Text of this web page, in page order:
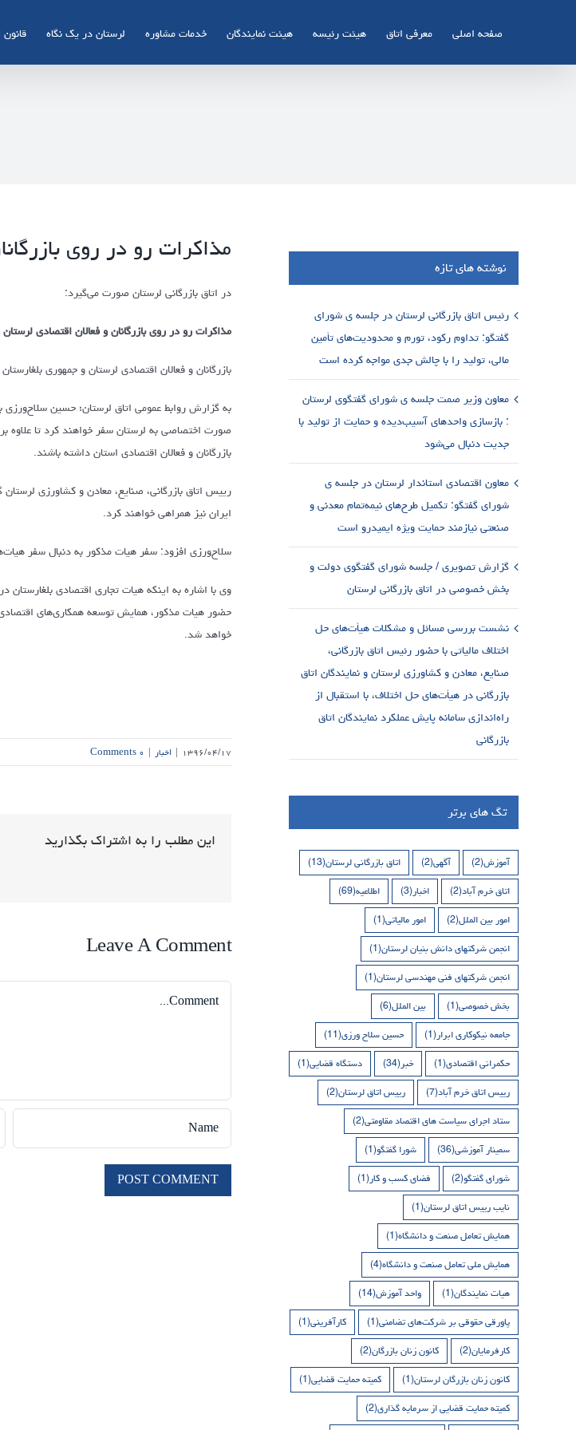
صفحه اصلی معرفی اتاق هیئت رئیسه هیئت نمایندگان خدمات مشاوره لرستان در یک نگاه
مذاکرات رو در روی
در اتاق بازرگانی لرستان صورت می‌گیرد:
مذاکرات رو در روی بازرگانان و فعالان اقتصادی لرستان
بازرگانان و فعالان اقتصادی لرستان و جمهوری
صورت اختصاصی به لرستان سفر خواهند کرد تا علاوه
بازرگانان و فعالان اقتصادی استان داشته باشند.
رییس اتاق بازرگانی، صنایع، معادن و کشاورزی
ایران نیز همراهی خواهند کرد.
سلاح‌ورزی افزود: سفر هیات مذکور به دنبال سفر
وی با اشاره به اینکه هیات تجاری اقتصادی
حضور هیات مذکور، همایش توسعه همکاری‌های اقتصادی
خواهد شد.
۱۳۹۶/۰۴/۱۷ | اخبار | ۰ Comments
این مطلب را به اشتراک بگذارید
Leave A Comment
نوشته های تازه
رئیس اتاق بازرگانی لرستان در جلسه ی شورای
گفتگو: تداوم رکود، تورم و محدودیت‌های تأمین
مالی، تولید را با چالش جدی مواجه کرده است
معاون وزیر صمت جلسه ی شورای گفتگوی لرستان
: بازسازی واحدهای آسیب‌دیده و حمایت از تولید با
جدیت دنبال می‌شود
معاون اقتصادی استاندار لرستان در جلسه ی
شورای گفتگو: تکمیل طرح‌های نیمه‌تمام معدنی و
صنعتی نیازمند حمایت ویژه ایمیدرو است
گزارش تصویری / جلسه شورای گفتگوی دولت و
بخش خصوصی در اتاق بازرگانی لرستان
نشست بررسی مسائل و مشکلات هیأت‌های حل
اختلاف مالیاتی با حضور رئیس اتاق بازرگانی،
صنایع، معادن و کشاورزی لرستان و نمایندگان اتاق
بازرگانی در هیأت‌های حل اختلاف، با استقبال از
راه‌اندازی سامانه پایش عملکرد نمایندگان اتاق
بازرگانی
تگ های برتر
آموزش(2) آگهی(2) اتاق بازرگانی لرستان(13)
اتاق خرم آباد(2) اخبار(3) اطلاعیه(69)
امور بین الملل(2) امور مالیاتی(1)
انجمن شرکتهای دانش بنیان لرستان(1)
انجمن شرکتهای فنی مهندسی لرستان(1)
بخش خصوصی(1) بین الملل(6)
جامعه نیکوکاری ابرار(1) حسین سلاح ورزی(11)
حکمرانی اقتصادی(1) خبر(34) دستگاه قضایی(1)
رییس اتاق خرم آباد(7) رییس اتاق لرستان(2)
ستاد اجرای سیاست های اقتصاد مقاومتی(2)
سمینار آموزشی(36) شورا گفتگو(1)
شورای گفتگو(2) فضای کسب و کار(1)
نایب رییس اتاق لرستان(1)
همایش تعامل صنعت و دانشگاه(1)
همایش ملی تعامل صنعت و دانشگاه(4)
هیات نمایندگان(1) واحد آموزش(14)
پاورقی حقوقی بر شرکت‌های تضامنی(1) کارآفرینی(1)
کارفرمایان(2) کانون زنان بازرگان(2)
کانون زنان بازرگان لرستان(1) کمیته حمایت قضایی(1)
کمیته حمایت قضایی از سرمایه گذاری(2)